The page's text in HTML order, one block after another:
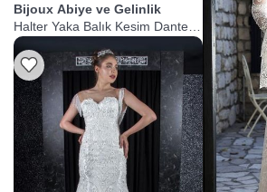
Bijoux Abiye ve Gelinlik
Halter Yaka Balık Kesim Dantel
Gelinlik